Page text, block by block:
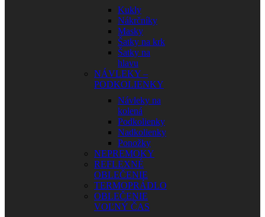
Kukly
Nákrčníky
Masky
Šatky na krk
Šatky na
hlavu
NÁVLEKY –
PODKOLIENKY
Návleky na
kolená
Podkolienky
Nadkolienky
Ponožky
NEPREMOKY
REFLEXNÉ
OBLEČENIE
TERMOPRÁDLO
OBLEČENIE
VOĽNÝ ČAS